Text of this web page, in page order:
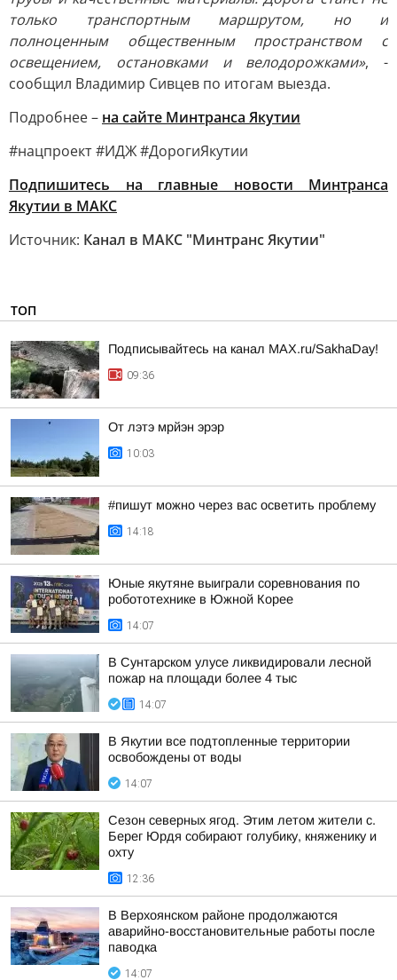
только транспортным маршрутом, но и
полноценным общественным пространством с
освещением, остановками и велодорожками», -
сообщил Владимир Сивцев по итогам выезда.
Подробнее – на сайте Минтранса Якутии
#нацпроект #ИДЖ #ДорогиЯкутии
Подпишитесь на главные новости Минтранса
Якутии в МАКС
Источник: Канал в МАКС "Минтранс Якутии"
ТОП
Подписывайтесь на канал MAX.ru/SakhaDay!
09:36
От лэтэ мрйэн эрэр
10:03
#пишут можно через вас осветить проблему
14:18
Юные якутяне выиграли соревнования по
робототехнике в Южной Корее
14:07
В Сунтарском улусе ликвидировали лесной
пожар на площади более 4 тыс
14:07
В Якутии все подтопленные территории
освобождены от воды
14:07
Сезон северных ягод. Этим летом жители с.
Берег Юрдя собирают голубику, княженику и
охту
12:36
В Верхоянском районе продолжаются
аварийно-восстановительные работы после
паводка
14:07